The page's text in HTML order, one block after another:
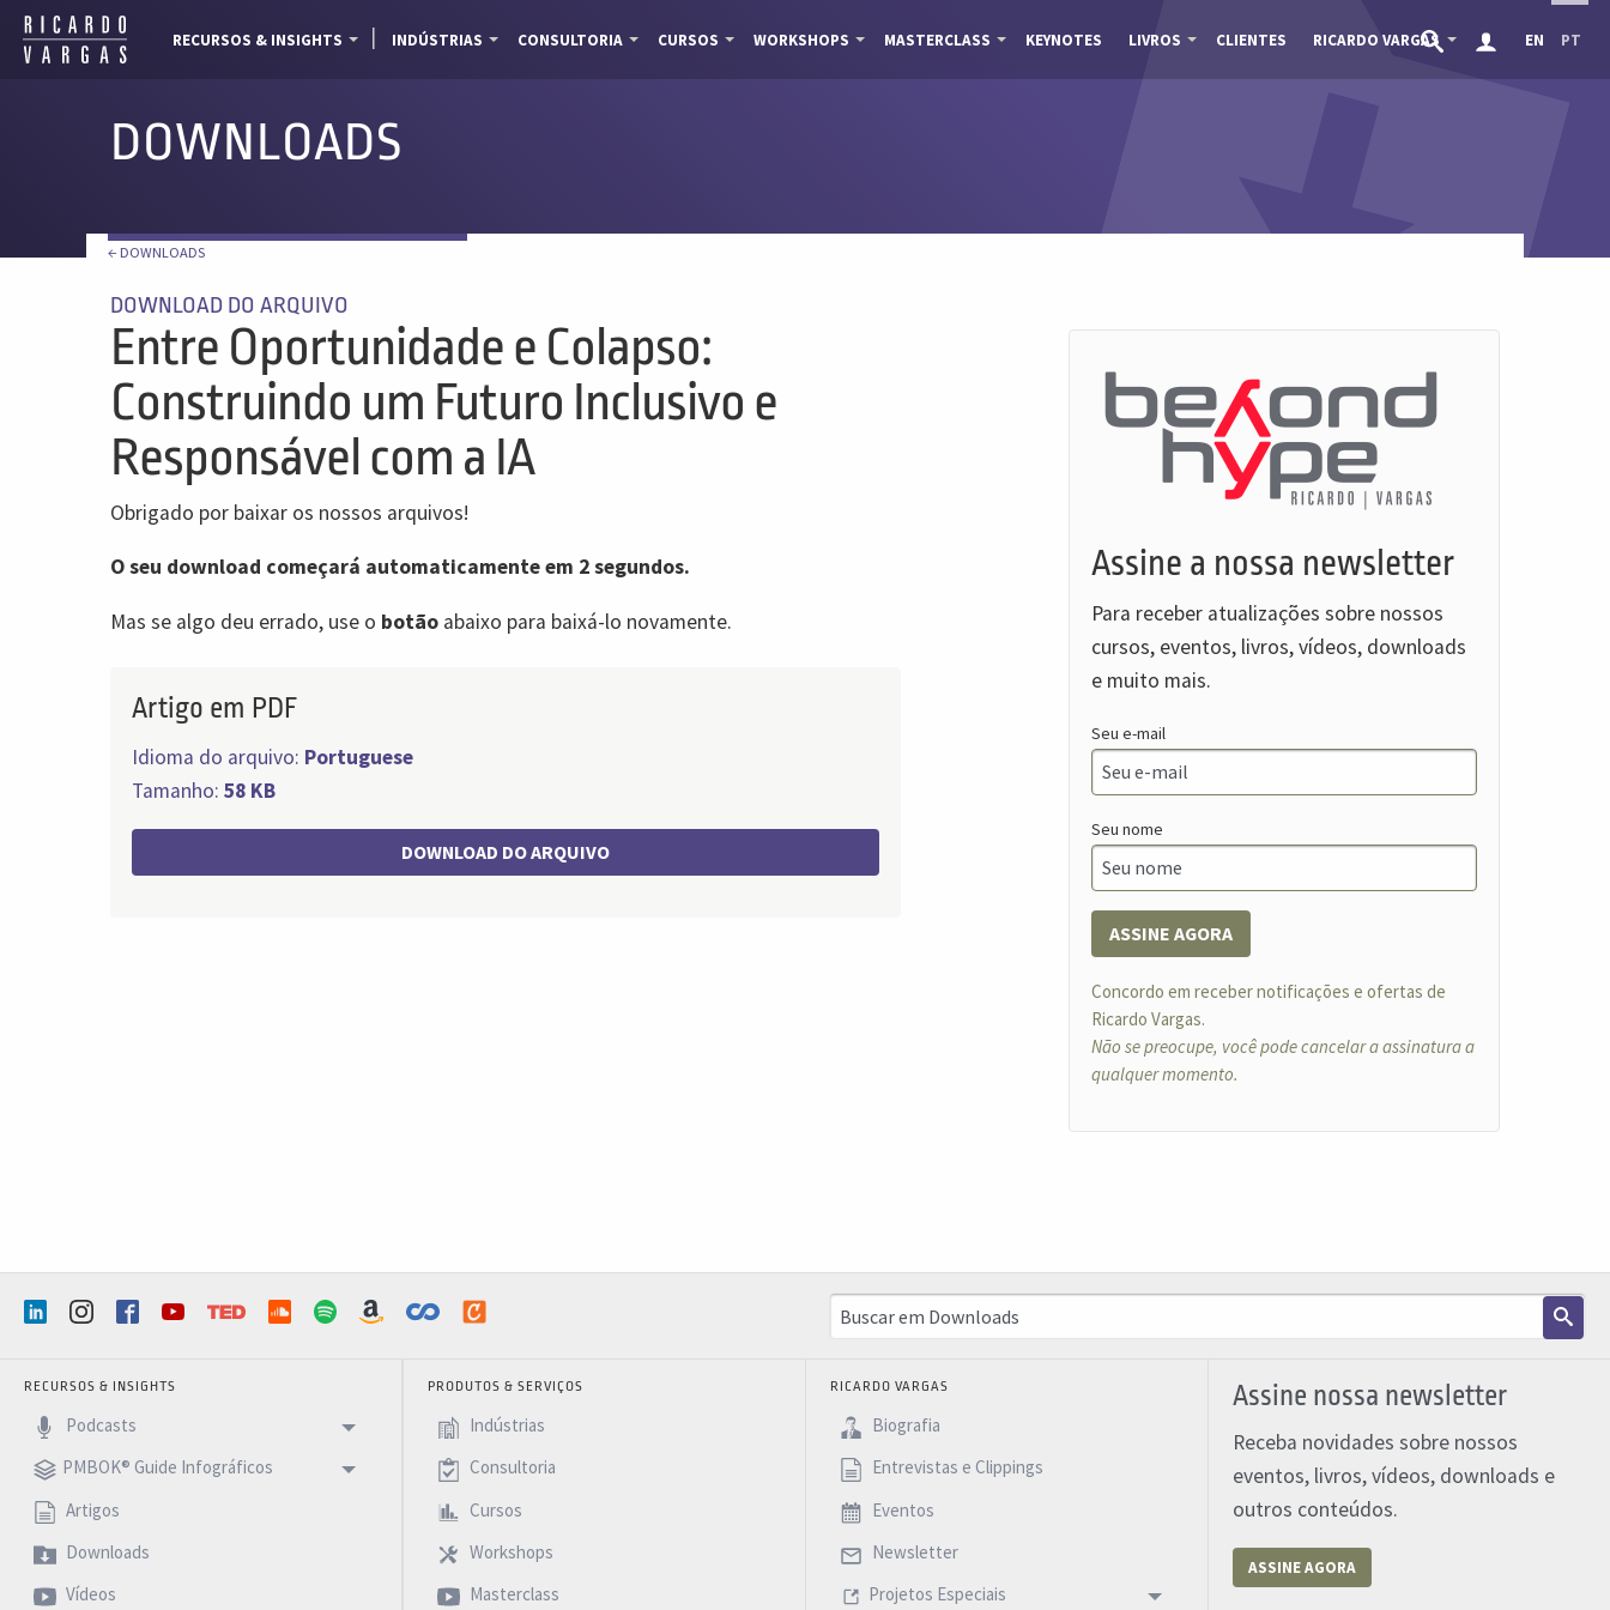
RECURSOS & INSIGHTS INDÚSTRIAS CONSULTORIA CURSOS WORKSHOPS MASTERCLASS KEYNOTES LIVROS CLIENTES RICARDO VARGAS EN PT
DOWNLOADS
← DOWNLOADS
DOWNLOAD DO ARQUIVO
Entre Oportunidade e Colapso:
Construindo um Futuro Inclusivo e
Responsável com a IA
Obrigado por baixar os nossos arquivos!
O seu download começará automaticamente em 2 segundos.
Mas se algo deu errado, use o botão abaixo para baixá-lo novamente.
Artigo em PDF
Idioma do arquivo: Portuguese
Tamanho: 58 KB
DOWNLOAD DO ARQUIVO
Assine a nossa newsletter
Para receber atualizações sobre nossos
cursos, eventos, livros, vídeos, downloads
e muito mais.
Seu e-mail
Seu nome
ASSINE AGORA
Concordo em receber notificações e ofertas de
Ricardo Vargas.
Não se preocupe, você pode cancelar a assinatura a
qualquer momento.
RECURSOS & INSIGHTS
Podcasts
PMBOK® Guide Infográficos
Artigos
Downloads
Vídeos
PRODUTOS & SERVIÇOS
Indústrias
Consultoria
Cursos
Workshops
Masterclass
RICARDO VARGAS
Biografia
Entrevistas e Clippings
Eventos
Newsletter
Projetos Especiais
Assine nossa newsletter
Receba novidades sobre nossos
eventos, livros, vídeos, downloads e
outros conteúdos.
ASSINE AGORA